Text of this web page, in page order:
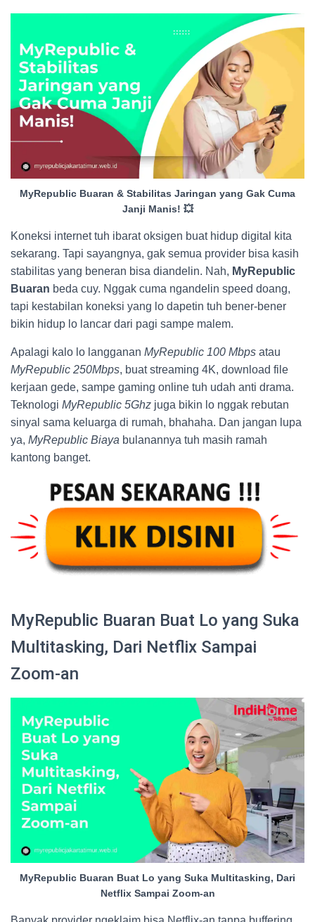
MyRepublic Buaran & Stabilitas Jaringan yang Gak Cuma
Janji Manis! 💥
Koneksi internet tuh ibarat oksigen buat hidup digital kita
sekarang. Tapi sayangnya, gak semua provider bisa kasih
stabilitas yang beneran bisa diandelin. Nah, MyRepublic
Buaran beda cuy. Nggak cuma ngandelin speed doang,
tapi kestabilan koneksi yang lo dapetin tuh bener-bener
bikin hidup lo lancar dari pagi sampe malem.
Apalagi kalo lo langganan MyRepublic 100 Mbps atau
MyRepublic 250Mbps, buat streaming 4K, download file
kerjaan gede, sampe gaming online tuh udah anti drama.
Teknologi MyRepublic 5Ghz juga bikin lo nggak rebutan
sinyal sama keluarga di rumah, bhahaha. Dan jangan lupa
ya, MyRepublic Biaya bulanannya tuh masih ramah
kantong banget.
MyRepublic Buaran Buat Lo yang Suka
Multitasking, Dari Netflix Sampai
Zoom-an
MyRepublic Buaran Buat Lo yang Suka Multitasking, Dari
Netflix Sampai Zoom-an